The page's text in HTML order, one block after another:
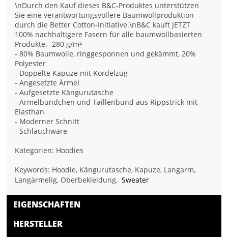
\nDurch den Kauf dieses B&C-Produktes unterstützen
Sie eine verantwortungsvollere Baumwollproduktion
durch die Better Cotton-Initiative.\nB&C kauft JETZT
100% nachhaltigere Fasern für alle baumwollbasierten
Produkte.- 280 g/m²
- 80% Baumwolle, ringgesponnen und gekämmt, 20%
Polyester
- Doppelte Kapuze mit Kordelzug
- Angesetzte Ärmel
- Aufgesetzte Kängurutasche
- Ärmelbündchen und Taillenbund aus Rippstrick mit
Elasthan
- Moderner Schnitt
- Schlauchware
Kategorien: Hoodies
Keywords: Hoodie, Kängurutasche, Kapuze, Langarm,
Langärmelig, Oberbekleidung, Sweater
EIGENSCHAFTEN
HERSTELLER